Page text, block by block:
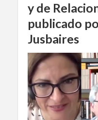
y de
publicado
Jusbaires